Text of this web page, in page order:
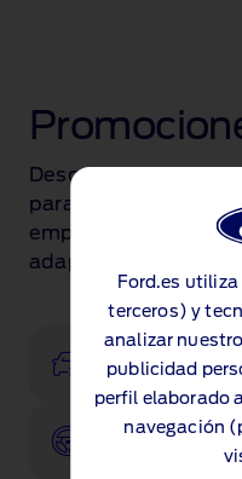
Ford.es
terceros) y
analizar
publicidad
perfil elaborado
navegación
Descubre nuestra
para turismos,
empresas.
adapte a ti.
Configurador
Pruébalo